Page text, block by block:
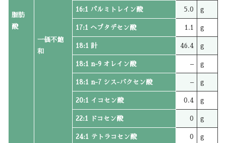
脂肪
酸
一価不飽
和
16:1 パルミトレイン酸 5.0 g
17:1 ヘプタデセン酸 1.1 g
18:1 計 46.4 g
18:1 n-9 オレイン酸 – g
18:1 n-7 シス-バクセン酸 – g
20:1 イコセン酸 0.4 g
22:1 ドコセン酸 0 g
24:1 テトラコセン酸 0 g